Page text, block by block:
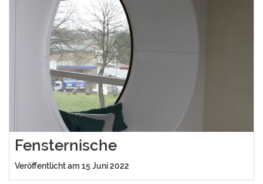
Fensternische
Veröffentlicht am 15 Juni 2022